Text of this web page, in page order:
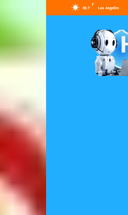
80.7
F
Los Angeles